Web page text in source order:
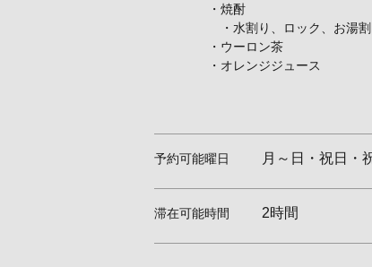
・焼酎
・水割り、ロック、お湯割
・ウーロン茶
・オレンジジュース
予約可能曜日 月～日・祝日・
滞在可能時間 2時間